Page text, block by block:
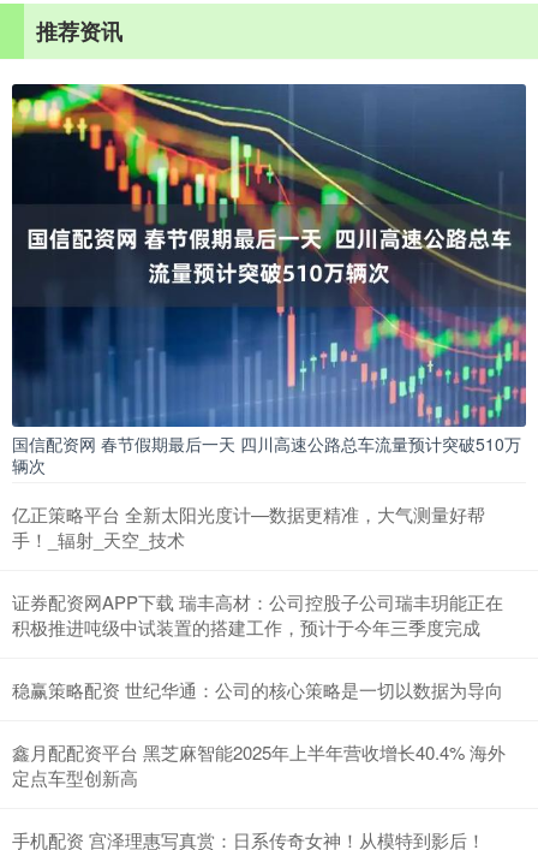
推荐资讯
国信配资网 春节假期最后一天 四川高速公路总车流量预计突破510万
辆次
亿正策略平台 全新太阳光度计—数据更精准，大气测量好帮
手！_辐射_天空_技术
证券配资网APP下载 瑞丰高材：公司控股子公司瑞丰玥能正在
积极推进吨级中试装置的搭建工作，预计于今年三季度完成
稳赢策略配资 世纪华通：公司的核心策略是一切以数据为导向
鑫月配配资平台 黑芝麻智能2025年上半年营收增长40.4% 海外
定点车型创新高
手机配资 宫泽理惠写真赏：日系传奇女神！从模特到影后！